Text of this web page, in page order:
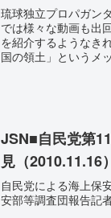
琉球独立プロパガン
では様々な動画も出
を紹介するようなき
国の領土」というメ
JSN■自民党第
見（2010.11.16）
自民党による海上保
安部等調査団報告記